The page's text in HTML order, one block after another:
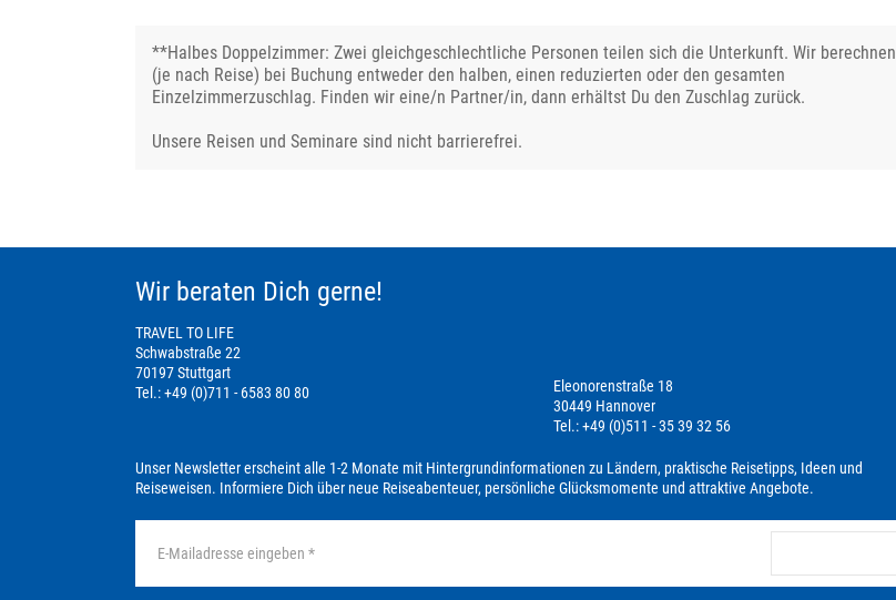
**Halbes Doppelzimmer: Zwei gleichgeschlechtliche Personen teilen sich die Unterkunft. Wir berechnen
(je nach Reise) bei Buchung entweder den halben, einen reduzierten oder den gesamten
Einzelzimmerzuschlag. Finden wir eine/n Partner/in, dann erhältst Du den Zuschlag zurück.
Unsere Reisen und Seminare sind nicht barrierefrei.
Wir beraten Dich gerne!
TRAVEL TO LIFE
Schwabstraße 22
70197 Stuttgart
Tel.: +49 (0)711 - 6583 80 80
Eleonorenstraße 18
30449 Hannover
Tel.: +49 (0)511 - 35 39 32 56
Unser Newsletter erscheint alle 1-2 Monate mit Hintergrundinformationen zu Ländern, praktische Reisetipps, Ideen und
Reiseweisen. Informiere Dich über neue Reiseabenteuer, persönliche Glücksmomente und attraktive Angebote.